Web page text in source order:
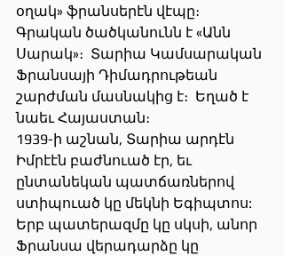
օղակ» ֆրանսերէն վէպը։
Գրական ծածկանունն է «Անն
Սարակ»։  Տարիա Կամսարական
Ֆրանսայի Դիմադրութեան
շարժման մասնակից է։  Եղած է
նաեւ Հայաստան։
1939-ի աշնան, Տարիա արդէն
Իմրէէն բաժնուած էր, եւ
ընտանեկան պատճառներով
ստիպուած կը մեկնի Եգիպտոս:
Երբ պատերազմը կը սկսի, անոր
Ֆրանսա վերադարձը կը